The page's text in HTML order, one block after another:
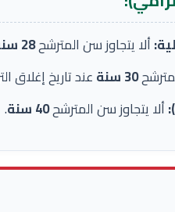
ألا يتجاوز سن المترشح28 سنة
30 سنة عند تاريخ إغلاق
ألا يتجاوز سن المترشح40 سنة .